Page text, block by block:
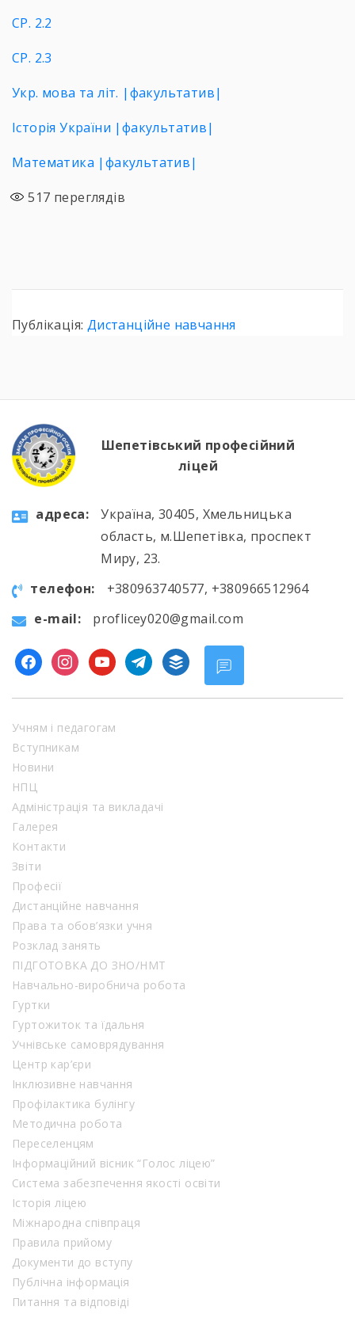
СР. 2.2
СР. 2.3
Укр. мова та літ. |факультатив|
Історія України |факультатив|
Математика |факультатив|
517 переглядів
Публікація: Дистанційне навчання
Шепетівський професійний
ліцей
aдресa:
Україна, 30405, Хмельницька
область, м.Шепетівка, проспект
Миру, 23.
телефон:
+380963740577, +380966512964
e-mail:
proflicey020@gmail.com
facebookinstagramyoutubetelegram
buffer
Учням і педагогам
Вступникам
Новини
НПЦ
Адміністрація та викладачі
Галерея
Контакти
Звіти
Професії
Дистанційне навчання
Права та обов’язки учня
Розклад занять
ПІДГОТОВКА ДО ЗНО/НМТ
Навчально-виробнича робота
Гуртки
Гуртожиток та їдальня
Учнівське самоврядування
Центр кар’єри
Інклюзивне навчання
Профілактика булінгу
Методична робота
Переселенцям
Інформаційний вісник “Голос ліцею”
Система забезпечення якості освіти
Історія ліцею
Міжнародна співпраця
Правила прийому
Документи до вступу
Публічна інформація
Питання та відповіді